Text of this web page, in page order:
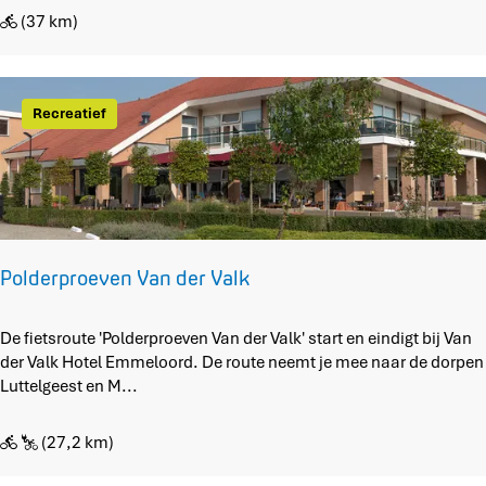
k
o
r
p
e
n
i
d
N
o
o
o
H
e
n
r
o
u
t
e
(37 km)
Polderproeven Van der Valk
P
o
l
e
Recreatief
De fietsroute 'Polderproeven Van der Valk' start en eindigt bij Van
der Valk Hotel Emmeloord. De route neemt je mee naar de dorpen
Luttelgeest en M...
(27,2 km)